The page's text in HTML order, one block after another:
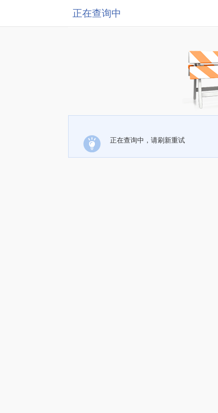
正在查询中
正在查询中，请刷新重试